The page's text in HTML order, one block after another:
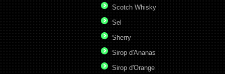
Scotch Whisky
Sel
Sherry
Sirop d'Ananas
Sirop d'Orange